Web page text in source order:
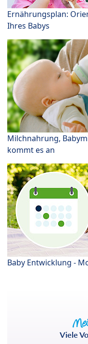
Ernährungsplan:
Ihres Babys
Milchnahrung,
kommt es an
Baby Entwicklung -
Viele